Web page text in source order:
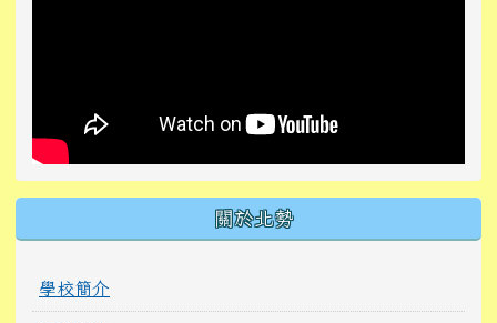
關於北勢
學校簡介